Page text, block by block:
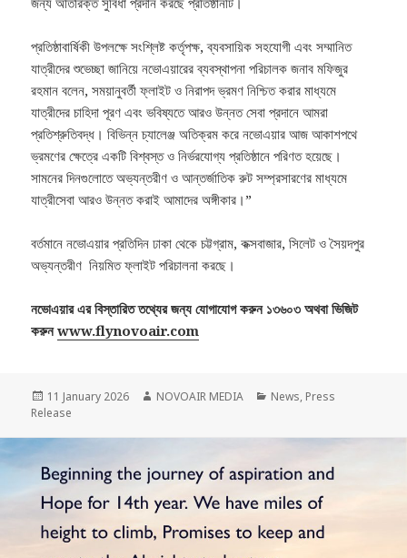
প্রতিষ্ঠাবার্ষিকী উপলক্ষে সংশ্লিষ্ট কর্তৃপক্ষ, ব্যবসায়িক সহযোগী এবং সম্মানিত
যাত্রীদের শুভেচ্ছা জানিয়ে নভোএয়ারের ব্যবস্থাপনা পরিচালক জনাব মফিজুর
রহমান বলেন, সময়ানুবর্তী ফ্লাইট ও নিরাপদ ভ্রমণ নিশ্চিত করার মাধ্যমে
যাত্রীদের চাহিদা পূরণ এবং ভবিষ্যতে আরও উন্নত সেবা প্রদানে আমরা
প্রতিশ্রুতিবদ্ধ। বিভিন্ন চ্যালেঞ্জ অতিক্রম করে নভোএয়ার আজ আকাশপথে
ভ্রমণের ক্ষেত্রে একটি বিশ্বস্ত ও নির্ভরযোগ্য প্রতিষ্ঠানে পরিণত হয়েছে।
সামনের দিনগুলোতে অভ্যন্তরীণ ও আন্তর্জাতিক রুট সম্প্রসারণের মাধ্যমে
যাত্রীসেবা আরও উন্নত করাই আমাদের অঙ্গীকার।”
বর্তমানে নভোএয়ার প্রতিদিন ঢাকা থেকে চট্টগ্রাম, কক্সবাজার, সিলেট ও সৈয়দপুর
অভ্যন্তরীণ নিয়মিত ফ্লাইট পরিচালনা করছে।
নভোএয়ার এর বিস্তারিত তথ্যের জন্য যোগাযোগ করুন ১৩৬০৩ অথবা ভিজিট
করুনwww.flynovoair.com
Posted
on
11 January 2026 Author
NOVOAIR MEDIA Categories
News, Press
Release